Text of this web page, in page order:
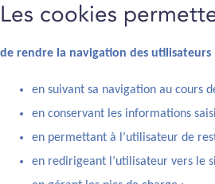
Les cookies
de rendre la navigation des utilisateurs
en suivant sa navigation au cours
en conservant les informations
en permettant à l’utilisateur de
en redirigeant l’utilisateur vers le